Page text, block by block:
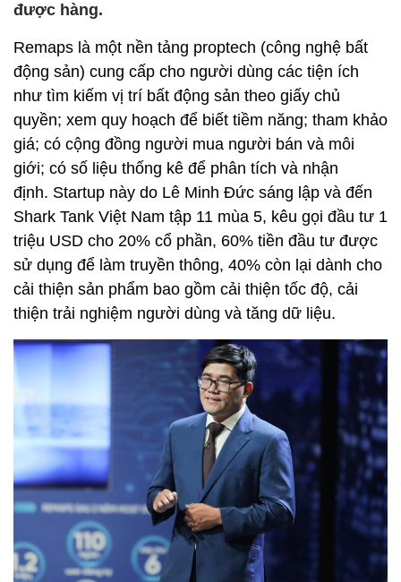
được hàng.
Remaps là một nền tảng proptech (công nghệ bất
động sản) cung cấp cho người dùng các tiện ích
như tìm kiếm vị trí bất động sản theo giấy chủ
quyền; xem quy hoạch để biết tiềm năng; tham khảo
giá; có cộng đồng người mua người bán và môi
giới; có số liệu thống kê để phân tích và nhận
định. Startup này do Lê Minh Đức sáng lập và đến
Shark Tank Việt Nam tập 11 mùa 5, kêu gọi đầu tư 1
triệu USD cho 20% cổ phần, 60% tiền đầu tư được
sử dụng để làm truyền thông, 40% còn lại dành cho
cải thiện sản phẩm bao gồm cải thiện tốc độ, cải
thiện trải nghiệm người dùng và tăng dữ liệu.